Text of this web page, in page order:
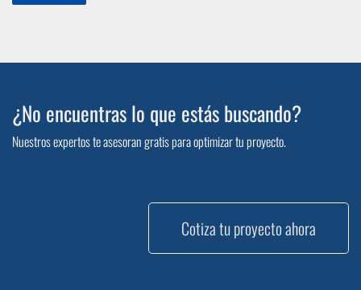
¿No encuentras lo que estás buscando?
Nuestros expertos te asesoran gratis para optimizar tu proyecto.
Cotiza tu proyecto ahora